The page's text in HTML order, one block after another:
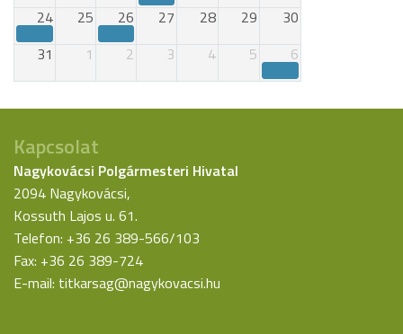
24
25 26 27 28 29
30
31
1 2 3 4 5 6
Kapcsolat
Nagykovácsi Polgármesteri Hivatal
2094 Nagykovácsi,
Kossuth Lajos u. 61.
Telefon: +36 26 389-566/103
Fax: +36 26 389-724
E-mail: titkarsag@nagykovacsi.hu